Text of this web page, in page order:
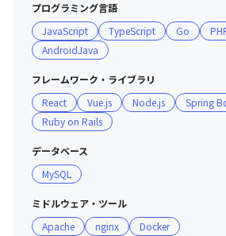
月）
・社内で技術のノウハウを集めたサ
疑問点について、効率よく自分で調
されています
・毎月業績報告のための動画を発信
の成長を自分ごとに捉えて業務に臨
ます
・毎月の動画には、匿名の社員から
ナーや、誕生日の社員を紹介しつつ
ーがあります
プログラミング言語
JavaScript
TypeScript Go
AndroidJava
フレームワーク・ライブラリ
React
Vue.js Node.js
Spring
Ruby on Rails
データベース
MySQL
ミドルウェア・ツール
Apache
nginx Docker